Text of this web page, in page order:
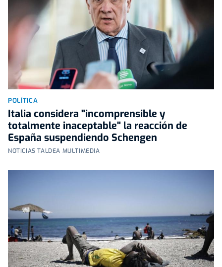
POLÍTICA
Italia considera "incomprensible y
totalmente inaceptable" la reacción de
España suspendiendo Schengen
NOTICIAS TALDEA MULTIMEDIA